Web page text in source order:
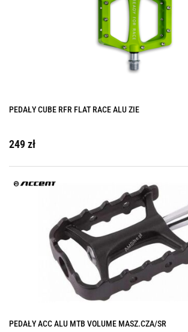
PEDAŁY CUBE RFR FLAT RACE ALU ZIE
249 zł
PEDAŁY ACC ALU MTB VOLUME MASZ.CZA/SR